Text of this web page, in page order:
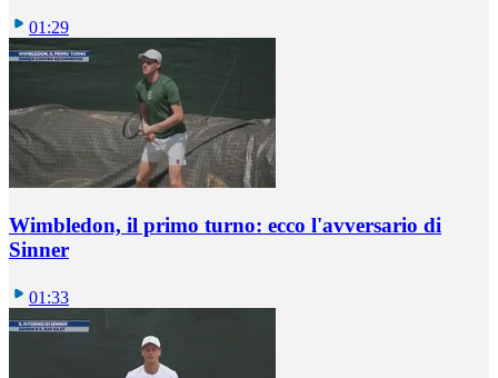
01:29
Wimbledon, il primo turno: ecco l'avversario di
Sinner
01:33